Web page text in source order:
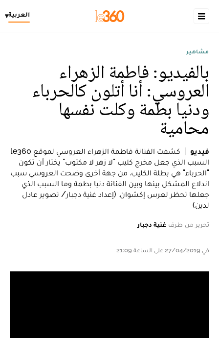
العربية▾
مشاهير
بالفيديو: فاطمة الزهراء
العروسي: أنا أتلون كالحرباء
ودنيا بطمة وكلت نفسها
محامية
فيديو
كشفت الفنانة فاطمة الزهراء العروسي لموقع le360
السبب الذي جعل مخرج كليب "لا زهر لا مكتوب" يختار أن تكون
"الحرباء" هي بطلة الكليب. من جهة أخرى وضحت العروسي سبب
اندلاع المشكل بينها وبين الفنانة دنيا بطمة وما السبب الذي
جعلها تحظر لعرس إكشوان. (إعداد غنية دجبار/ تصوير عادل
لدين)
تحرير من طرف غنية دجبار
في 27/04/2019 على الساعة 21:09